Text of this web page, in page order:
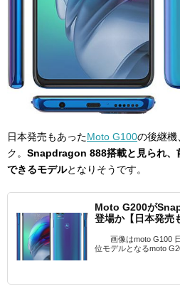
日本発売もあったMoto G100の後継機
ク。 Snapdragon 888搭載と見られ、
できるモデルとなりそうです。
Moto G200が
登場か【日本発売
画像はmoto G100 日
位モデルとなるmoto